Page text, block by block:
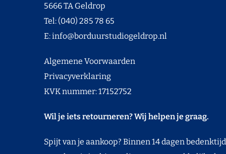
5666 TA Geldrop
Tel: (040) 285 78 65
E:info@borduurstudiogeldrop.nl
Algemene Voorwaarden
Privacyverklaring
KVK nummer: 17152752
Wil je iets retourneren? Wij helpen je graag.
Spijt van je aankoop? Binnen 14 dagen bedenktijd